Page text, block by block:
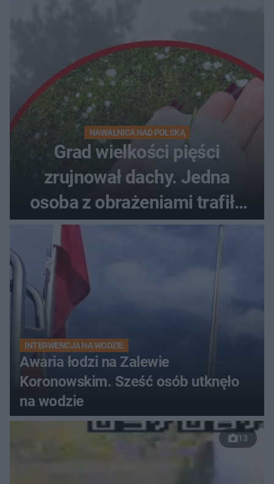
NAWAŁNICA NAD POLSKĄ
Grad wielkości pięści
zrujnował dachy. Jedna
osoba z obrażeniami trafiła
do szpitala
INTERWENCJA NA WODZIE
Awaria łodzi na Zalewie
Koronowskim. Sześć osób utknęło
na wodzie
13